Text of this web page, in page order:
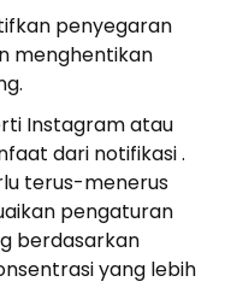
penyegaran
menghentikan
Instagram atau
dari notifikasi .
terus-menerus
pengaturan
berdasarkan
yang lebih